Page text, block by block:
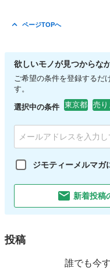
ページTOPへ
欲しいモノが見つからな
ご希望の条件を登録するだ
す。
選択中の条件 東京都 売り
ジモティーメルマガ
新着投稿
投稿
誰でも今